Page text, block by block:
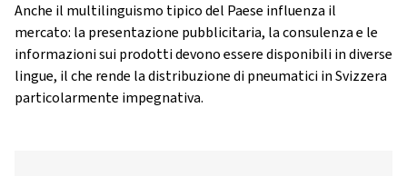
Anche il multilinguismo tipico del Paese influenza il
mercato: la presentazione pubblicitaria, la consulenza e le
informazioni sui prodotti devono essere disponibili in diverse
lingue, il che rende la distribuzione di pneumatici in Svizzera
particolarmente impegnativa.